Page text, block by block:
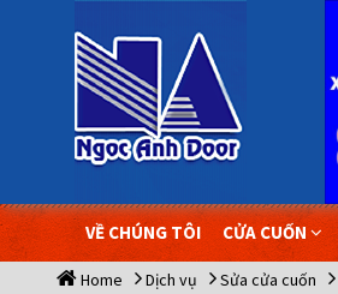
VỀ CHÚNG TÔI CỬA CUỐN
Home Dịch vụ Sửa cửa cuốn